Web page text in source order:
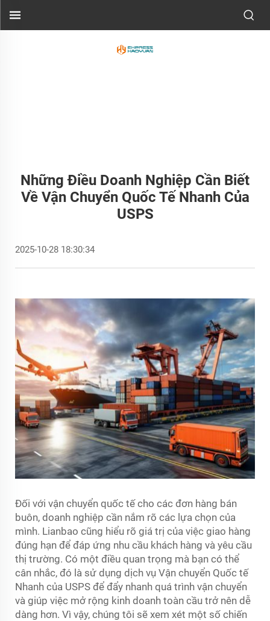
Những Điều Doanh Nghiệp Cần Biết
Về Vận Chuyển Quốc Tế Nhanh Của
USPS
2025-10-28 18:30:34
Đối với vận chuyển quốc tế cho các đơn hàng bán
buôn, doanh nghiệp cần nắm rõ các lựa chọn của
mình. Lianbao cũng hiểu rõ giá trị của việc giao hàng
đúng hạn để đáp ứng nhu cầu khách hàng và yêu cầu
thị trường. Có một điều quan trọng mà bạn có thể
cân nhắc, đó là sử dụng dịch vụ Vận chuyển Quốc tế
Nhanh của USPS để đẩy nhanh quá trình vận chuyển
và giúp việc mở rộng kinh doanh toàn cầu trở nên dễ
dàng hơn. Vì vậy, chúng tôi sẽ xem xét một số chiến